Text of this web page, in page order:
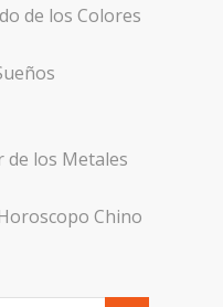
de los Colores
de los Metales
Chino